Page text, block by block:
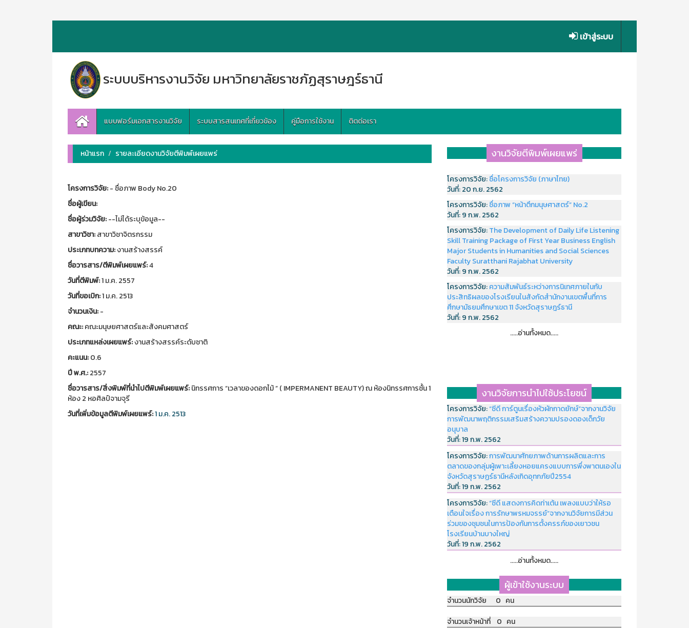
เข้าสู่ระบบ
ระบบบริหารงานวิจัย มหาวิทยาลัยราชภัฏสุราษฎร์ธานี
แบบฟอร์มเอกสารงานวิจัย ระบบสารสนเทศที่เกี่ยวข้อง คู่มือการใช้งาน ติตต่อเรา
หน้าแรก รายละเอียดงานวิจัยตีพิมพ์เผยแพร่
โครงการวิจัย:- ชื่อภาพ Body No.20
ชื่อผู้เขียน:
ชื่อผู้ร่วมวิจัย:--ไม่ได้ระบุข้อมูล--
สาขาวิชา:สาขาวิชาจิตรกรรม
ประเภทบทความ:งานสร้างสรรค์
ชื่อวารสาร/ตีพิมพ์เผยแพร์:4
วันที่ตีพิมพ์:1 ม.ค. 2557
วันที่ขอเบิก:1 ม.ค. 2513
จำนวนเงิน:-
คณะ:คณะมนุษยศาสตร์และสังคมศาสตร์
ประเภทแหล่งเผยแพร์:งานสร้างสรรค์ระดับชาติ
คะแนน:0.6
ปี พ.ศ.:2557
ชื่อวารสาร/สิ่งพิมพ์ที่นำไปตีพิมพ์เผยแพร์:นิทรรศการ “เวลาของดอกไม้ ” ( IMPERMANENT BEAUTY) ณ ห้องนิทรรศการชั้น 1
ห้อง 2 หอศิลป์จามจุรี
วันที่เพิ่มข้อมูลตีพิมพ์เผยแพร์:1 ม.ค. 2513
งานวิจัยตีพิมพ์เผยแพร่
โครงการวิจัย:ชื่อโครงการวิจัย (ภาษาไทย)
วันที่:20 ก.ย. 2562
โครงการวิจัย:ชื่อภาพ “หน้าตึกมนุษศาสตร์” No.2
วันที่:9 ก.พ. 2562
โครงการวิจัย:The Development of Daily Life Listening
Skill Training Package of First Year Business English
Major Students in Humanities and Social Sciences
Faculty Suratthani Rajabhat University
วันที่:9 ก.พ. 2562
โครงการวิจัย:ความสัมพันธ์ระหว่างการนิเทศภายในกับ
ประสิทธิผลของโรงเรียนในสังกัดสำนักงานเขตพื้นที่การ
ศึกษามัธยมศึกษาเขต 11 จังหวัดสุราษฎร์ธานี
วันที่:9 ก.พ. 2562
.....อ่านทั้งหมด.....
งานวิจัยการนำไปใช้ประโยชน์
โครงการวิจัย:“ซีดี การ์ตูนเรื่องหัวผักกาดยักษ์”จากงานวิจัย
การพัฒนาพฤติกรรมเสริมสร้างความปรองดองเด็กวัย
อนุบาล
วันที่:19 ก.พ. 2562
โครงการวิจัย:การพัฒนาศักยภาพด้านการผลิตและการ
ตลาดของกลุ่มผู้เพาะเลี้ยงหอยแครงแบบการพึ่งพาตนเองใน
จังหวัดสุราษฏร์ธานีหลังเกิดอุทกภัยปี2554
วันที่:19 ก.พ. 2562
โครงการวิจัย:“ซีดี แสดงการคิดท่าเต้น เพลงแบบว่าให้รอ
เตือนใจเรื่อง การรักษาพรหมจรรย์”จากงานวิจัยการมีส่วน
ร่วมของชุมชนในการป้องกันการตั้งครรภ์ของเยาวชน
โรงเรียนบ้านบางใหญ่
วันที่:19 ก.พ. 2562
.....อ่านทั้งหมด.....
ผู้เข้าใช้งานระบบ
จำนวนนักวิจัย 0 คน
จำนวนเจ้าหน้าที่ 0 คน